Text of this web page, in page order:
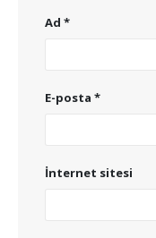
Ad *
E-posta *
İnternet sitesi